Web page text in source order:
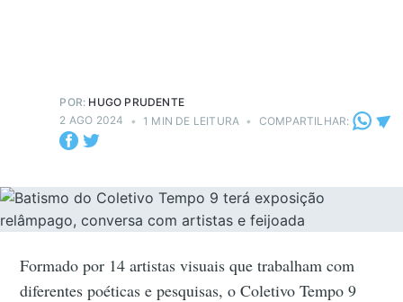
POR: HUGO PRUDENTE
2 AGO 2024
• 1 MIN DE LEITURA • COMPARTILHAR:
Formado por 14 artistas visuais que trabalham com
diferentes poéticas e pesquisas, o Coletivo Tempo 9